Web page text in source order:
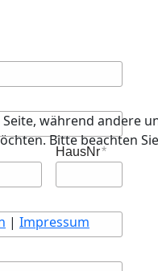
HausNr
während andere
Bitte beachten
| Impressum